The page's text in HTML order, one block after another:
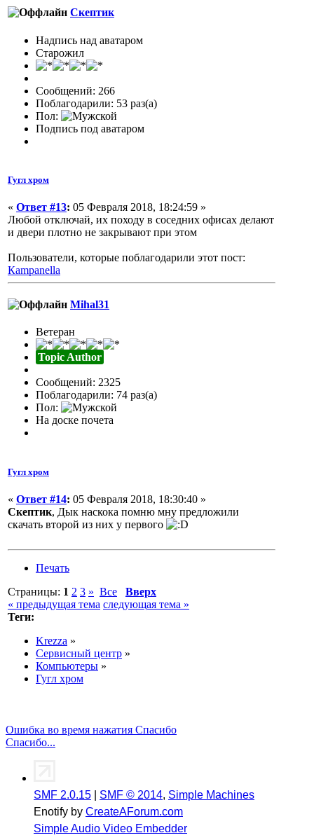
Скептик
Надпись над аватаром
Старожил
Сообщений: 266
Поблагодарили: 53 раз(а)
Пол:
Подпись под аватаром
Гугл хром
« Ответ #13: 05 Февраля 2018, 18:24:59 »
Любой отключай, их походу в соседних офисах делают
и двери плотно не закрывают при этом
Пользователи, которые поблагодарили этот пост:
Кampanella
Mihal31
Ветеран
Topic Author
Сообщений: 2325
Поблагодарили: 74 раз(а)
Пол:
На доске почета
Гугл хром
« Ответ #14: 05 Февраля 2018, 18:30:40 »
Скептик, Дык наскока помню мну предложили
скачать второй из них у первого
Печать
Страницы: 1 2 3 » Все
Вверх
« предыдущая тема следующая тема »
Теги:
Krezza »
Сервисный центр »
Компьютеры »
Гугл хром
Ошибка во время нажатия Спасибо
Спасибо...
SMF 2.0.15 SMF © 2014, Simple Machines
Enotify by CreateAForum.com
Simple Audio Video Embedder